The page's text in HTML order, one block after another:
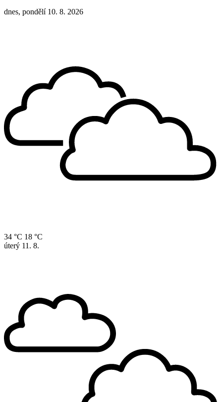
dnes, pondělí 10. 8. 2026
34 °C 18 °C
úterý 11. 8.